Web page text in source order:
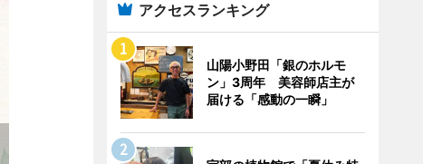
アクセスランキング
山陽小野田「銀のホルモ
ン」3周年 美容師店主が
届ける「感動の一瞬」